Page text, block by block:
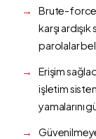
Brute-force
karşı
parolalar
Erişim
işletim
yamalarını